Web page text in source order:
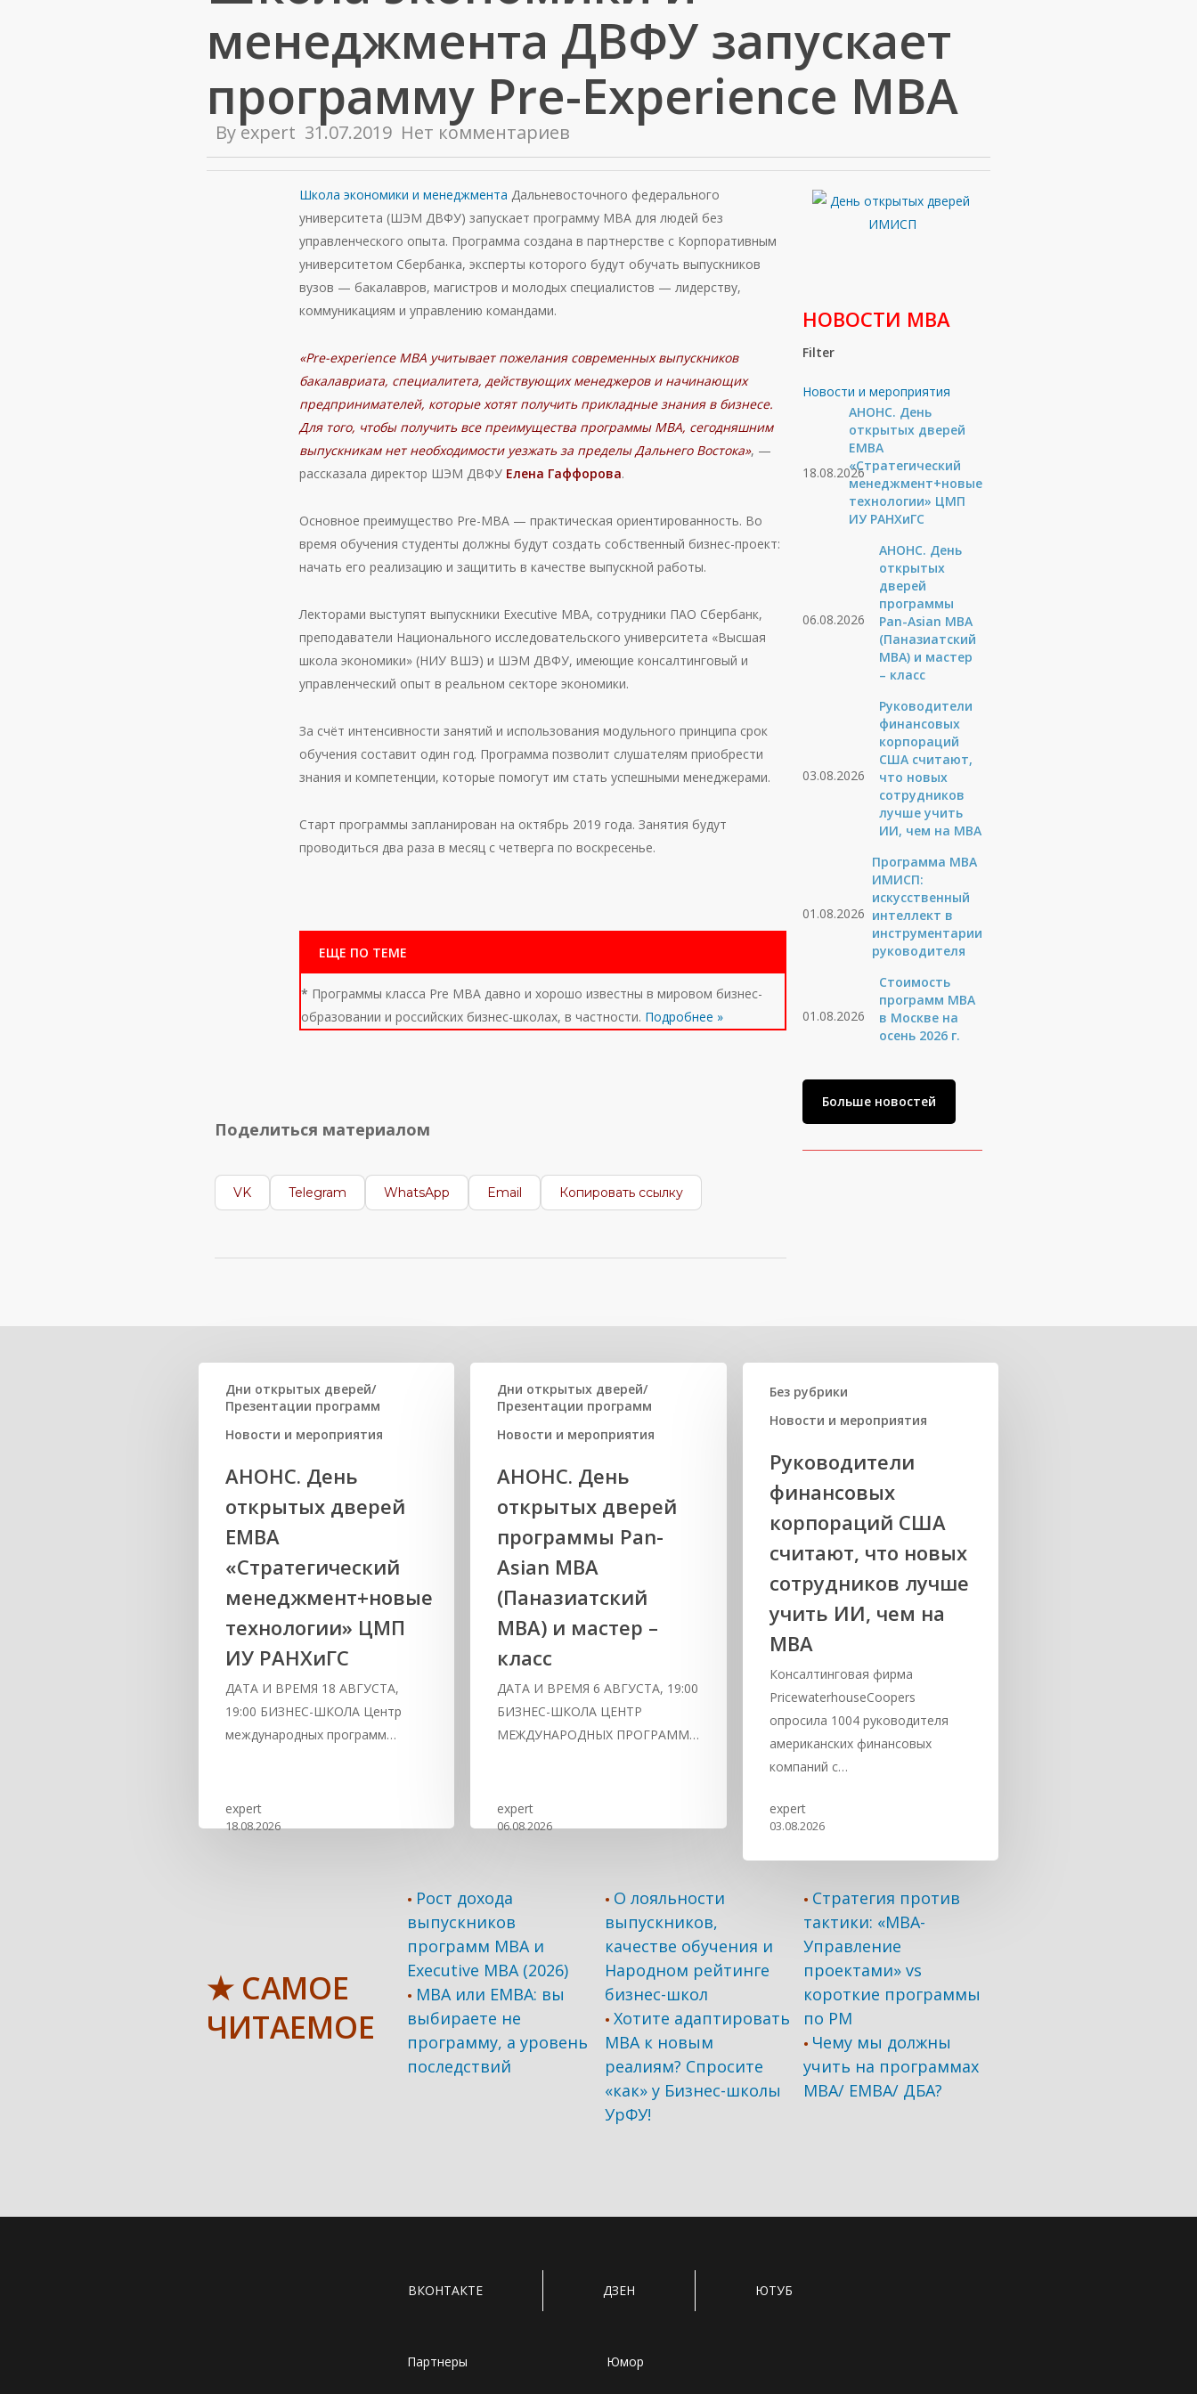
менеджмента ДВФУ запускает
программу Pre-Experience MBA
Byexpert 31.07.2019 Нет комментариев
Школа экономики и менеджмента Дальневосточного федерального
университета (ШЭМ ДВФУ) запускает программу MBA для людей без
управленческого опыта. Программа создана в партнерстве с Корпоративным
университетом Сбербанка, эксперты которого будут обучать выпускников
вузов — бакалавров, магистров и молодых специалистов — лидерству,
коммуникациям и управлению командами.
«Pre-experience MBA учитывает пожелания современных выпускников
бакалавриата, специалитета, действующих менеджеров и начинающих
предпринимателей, которые хотят получить прикладные знания в бизнесе.
Для того, чтобы получить все преимущества программы MBA, сегодняшним
выпускникам нет необходимости уезжать за пределы Дальнего Востока», —
рассказала директор ШЭМ ДВФУ Елена Гаффорова.
Основное преимущество Pre-MBA — практическая ориентированность. Во
время обучения студенты должны будут создать собственный бизнес-проект:
начать его реализацию и защитить в качестве выпускной работы.
Лекторами выступят выпускники Executive МВА, сотрудники ПАО Сбербанк,
преподаватели Национального исследовательского университета «Высшая
школа экономики» (НИУ ВШЭ) и ШЭМ ДВФУ, имеющие консалтинговый и
управленческий опыт в реальном секторе экономики.
За счёт интенсивности занятий и использования модульного принципа срок
обучения составит один год. Программа позволит слушателям приобрести
знания и компетенции, которые помогут им стать успешными менеджерами.
Старт программы запланирован на октябрь 2019 года. Занятия будут
проводиться два раза в месяц с четверга по воскресенье.
ЕЩЕ ПО ТЕМЕ
* Программы класса Pre MBA давно и хорошо известны в мировом бизнес-
образовании и российских бизнес-школах, в частности. Подробнее »
Поделиться материалом
VK Telegram WhatsApp Email Копировать ссылку
НОВОСТИ МВА
Filter
Новости и мероприятия
18.08.2026
АНОНС. День
открытых дверей
ЕМВА
«Стратегический
менеджмент+новые
технологии» ЦМП
ИУ РАНХиГС
06.08.2026
АНОНС. День
открытых
дверей
программы
Pan-Asian MBA
(Паназиатский
MBA) и мастер
– класс
03.08.2026
Руководители
финансовых
корпораций
США считают,
что новых
сотрудников
лучше учить
ИИ, чем на МВА
01.08.2026
Программа MBA
ИМИСП:
искусственный
интеллект в
инструментарии
руководителя
01.08.2026
Стоимость
программ MBA
в Москве на
осень 2026 г.
Больше новостей
Дни открытых дверей/
Презентации программ
Новости и мероприятия
АНОНС. День
открытых дверей
ЕМВА
«Стратегический
менеджмент+новые
технологии» ЦМП
ИУ РАНХиГС
ДАТА И ВРЕМЯ 18 АВГУСТА,
19:00 БИЗНЕС-ШКОЛА Центр
международных программ…
expert
18.08.2026
Дни открытых дверей/
Презентации программ
Новости и мероприятия
АНОНС. День
открытых дверей
программы Pan-
Asian MBA
(Паназиатский
MBA) и мастер –
класс
ДАТА И ВРЕМЯ 6 АВГУСТА, 19:00
БИЗНЕС-ШКОЛА ЦЕНТР
МЕЖДУНАРОДНЫХ ПРОГРАММ…
expert
06.08.2026
Без рубрики
Новости и мероприятия
Руководители
финансовых
корпораций США
считают, что новых
сотрудников лучше
учить ИИ, чем на
МВА
Консалтинговая фирма
PricewaterhouseCoopers
опросила 1004 руководителя
американских финансовых
компаний с…
expert
03.08.2026
★ САМОЕ
ЧИТАЕМОЕ
• Рост дохода
выпускников
программ МВА и
Executive MBA (2026)
• MBA или EMBA: вы
выбираете не
программу, а уровень
последствий
• О лояльности
выпускников,
качестве обучения и
Народном рейтинге
бизнес-школ
•Хотите адаптировать
МВА к новым
реалиям? Спросите
«как» у Бизнес-школы
УрФУ!
• Стратегия против
тактики: «МВА-
Управление
проектами» vs
короткие программы
по PM
• Чему мы должны
учить на программах
МВА/ ЕМВА/ ДБА?
ВКОНТАКТЕ ДЗЕН ЮТУБ
Партнеры Юмор